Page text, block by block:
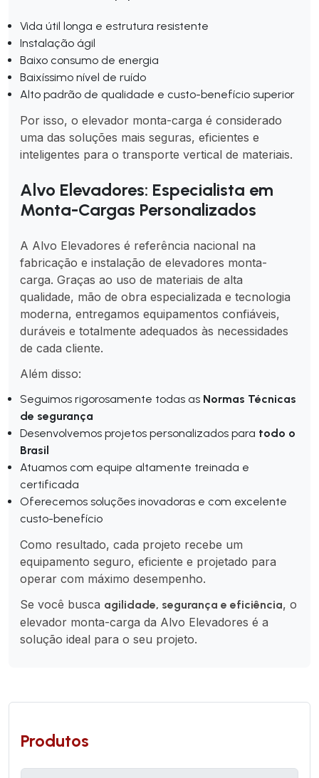
Vida útil longa e estrutura resistente
Instalação ágil
Baixo consumo de energia
Baixíssimo nível de ruído
Alto padrão de qualidade e custo-benefício superior
Por isso, o elevador monta-carga é considerado
uma das soluções mais seguras, eficientes e
inteligentes para o transporte vertical de materiais.
Alvo Elevadores: Especialista em
Monta-Cargas Personalizados
A Alvo Elevadores é referência nacional na
fabricação e instalação de elevadores monta-
carga. Graças ao uso de materiais de alta
qualidade, mão de obra especializada e tecnologia
moderna, entregamos equipamentos confiáveis,
duráveis e totalmente adequados às necessidades
de cada cliente.
Além disso:
Seguimos rigorosamente todas as Normas Técnicas
de segurança
Desenvolvemos projetos personalizados para todo o
Brasil
Atuamos com equipe altamente treinada e
certificada
Oferecemos soluções inovadoras e com excelente
custo-benefício
Como resultado, cada projeto recebe um
equipamento seguro, eficiente e projetado para
operar com máximo desempenho.
Se você busca agilidade, segurança e eficiência, o
elevador monta-carga da Alvo Elevadores é a
solução ideal para o seu projeto.
Produtos